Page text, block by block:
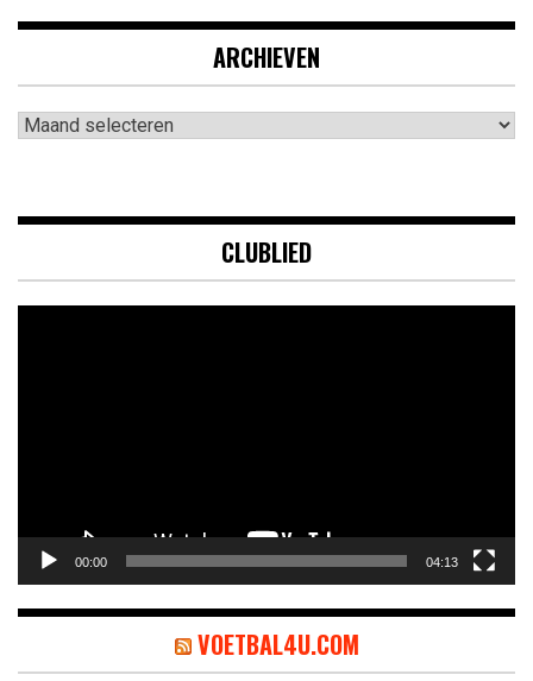
ARCHIEVEN
Archieven
CLUBLIED
00:00 04:13
VOETBAL4U.COM